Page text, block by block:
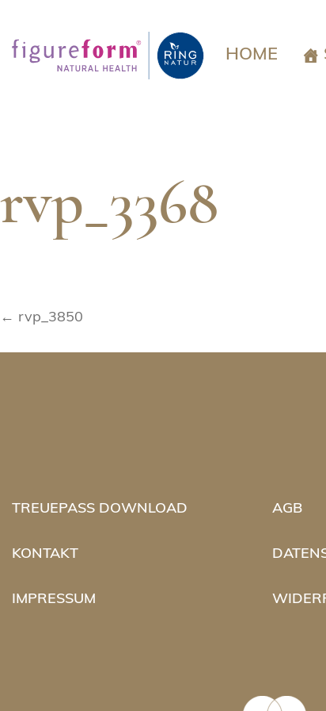
Inhalt
HOME
rvp_3368
Beitragsnavigation
← rvp_3850
TREUEPASS DOWNLOAD
KONTAKT
IMPRESSUM
AGB